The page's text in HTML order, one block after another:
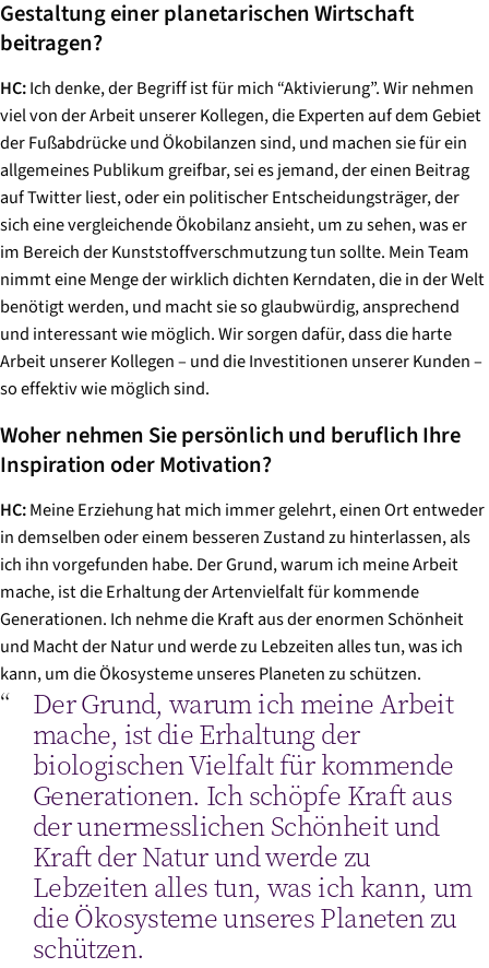
Gestaltung einer planetarischen Wirtschaft
beitragen?
HC:Ich denke, der Begriff ist für mich “Aktivierung”. Wir nehmen
viel von der Arbeit unserer Kollegen, die Experten auf dem Gebiet
der Fußabdrücke und Ökobilanzen sind, und machen sie für ein
allgemeines Publikum greifbar, sei es jemand, der einen Beitrag
auf Twitter liest, oder ein politischer Entscheidungsträger, der
sich eine vergleichende Ökobilanz ansieht, um zu sehen, was er
im Bereich der Kunststoffverschmutzung tun sollte. Mein Team
nimmt eine Menge der wirklich dichten Kerndaten, die in der Welt
benötigt werden, und macht sie so glaubwürdig, ansprechend
und interessant wie möglich. Wir sorgen dafür, dass die harte
Arbeit unserer Kollegen – und die Investitionen unserer Kunden –
so effektiv wie möglich sind.
Woher nehmen Sie persönlich und beruflich Ihre
Inspiration oder Motivation?
HC:Meine Erziehung hat mich immer gelehrt, einen Ort entweder
in demselben oder einem besseren Zustand zu hinterlassen, als
ich ihn vorgefunden habe. Der Grund, warum ich meine Arbeit
mache, ist die Erhaltung der Artenvielfalt für kommende
Generationen. Ich nehme die Kraft aus der enormen Schönheit
und Macht der Natur und werde zu Lebzeiten alles tun, was ich
kann, um die Ökosysteme unseres Planeten zu schützen.
Der Grund, warum ich meine Arbeit
mache, ist die Erhaltung der
biologischen Vielfalt für kommende
Generationen. Ich schöpfe Kraft aus
der unermesslichen Schönheit und
Kraft der Natur und werde zu
Lebzeiten alles tun, was ich kann, um
die Ökosysteme unseres Planeten zu
schützen.